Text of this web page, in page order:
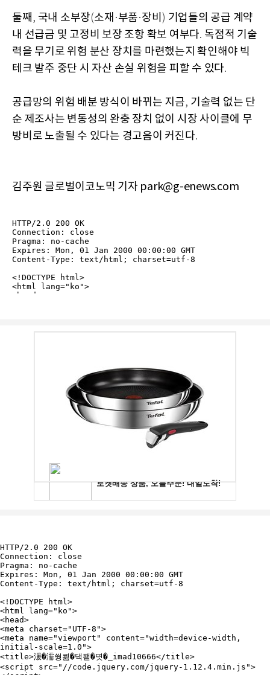
둘째 , 국내 소부장(소재 ·부품·장비 ) 기업들의 공급 계약
내 선급금 및 고정비 보장 조항 확보 여부다. 독점적 기술
력을 무기로 위험 분산 장치를 마련했는지 확인해야 빅
테크 발주 중단 시 자산 손실 위험을 피할 수 있다.
공급망의 위험 배분 방식이 바뀌는 지금, 기술력 없는 단
순 제조사는 변동성의 완충 장치 없이 시장 사이클에 무
방비로 노출될 수 있다는 경고음이 커진다.
김주원 글로벌이코노믹 기자 park@g-enews.com